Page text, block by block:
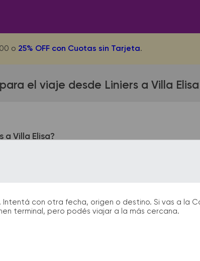
o 25% OFF con Cuotas sin Tarjeta.
con otra fecha, origen o destino. Si vas a la
terminal, pero podés viajar a la más cercana.
el viaje desde Liniers a Villa Elisa
a Villa Elisa?
Paz 10868. La terminal de colectivos de Villa
sanitarios, paradas de taxi o remis y puntos
terminal de micros?